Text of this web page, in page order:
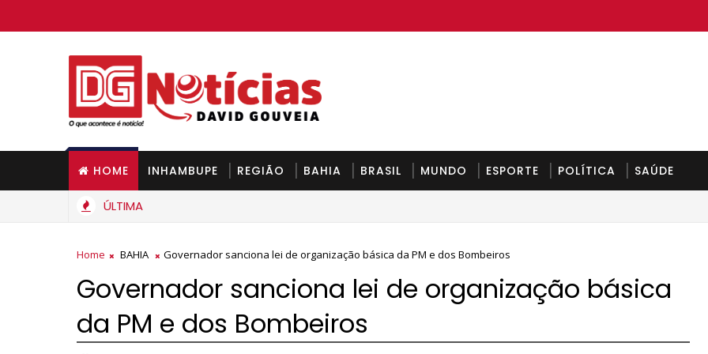
HOME INHAMBUPE REGIÃO BAHIA BRASIL MUNDO ESPORTE POLÍTICA SAÚDE
ÚLTIMA
Home BAHIA Governador sanciona lei de organização básica da PM e dos Bombeiros
Governador sanciona lei de organização básica
da PM e dos Bombeiros